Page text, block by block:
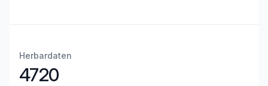
Herbardaten
4720